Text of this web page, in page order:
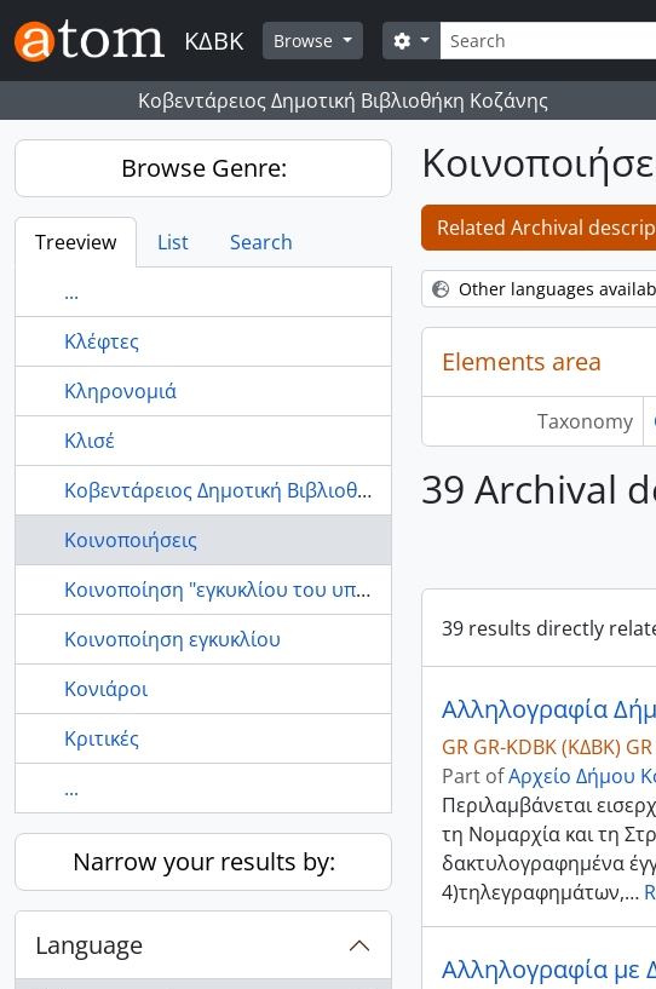
Skip to main content
ΚΔΒΚ Browse Search
Search options
Κοβεντάρειος Δημοτική Βιβλιοθήκη Κοζάνης
Browse Genre:
Treeview List
Search
...
Κλέφτες
Κληρονομιά
Κλισέ
Κοβεντάρειος Δημοτική Βιβλιοθήκη Κοζάνης
Κοινοποιήσεις
Κοινοποίηση "εγκυκλίου του υπουργείου εσωτερικών το 1911"
Κοινοποίηση εγκυκλίου
Κονιάροι
Κριτικές
...
Narrow your results by:
Language
Related Archival
Other languages
Elements area
Taxonomy
39 Archival
39 results directly
Αλληλογραφία
GR GR-KDBK (ΚΔΒΚ)
Part ofΑρχείο Δήμου
Περιλαμβάνεται
τη Νομαρχία και τη
δακτυλογραφημένα
4)τηλεγραφημάτων,…
Αλληλογραφία με